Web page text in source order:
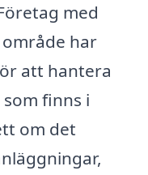
med
har
att hantera
finns i
om det